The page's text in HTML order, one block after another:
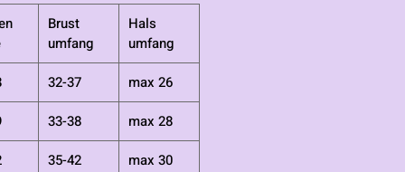
Brust
umfang
Hals
umfang
32-37
max 26
33-38
max 28
35-42 max 30